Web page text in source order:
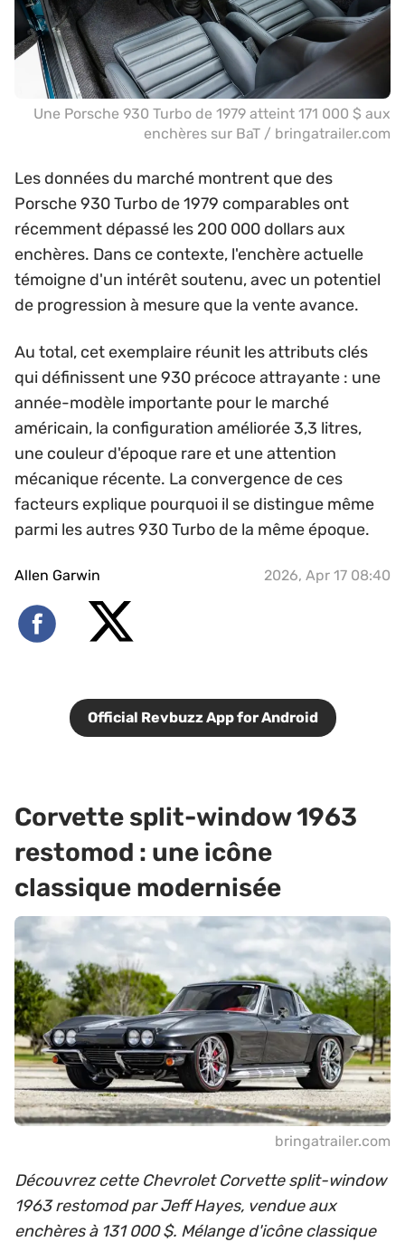
Une Porsche 930 Turbo de 1979 atteint 171 000 $ aux
enchères sur BaT / bringatrailer.com
Les données du marché montrent que des
Porsche 930 Turbo de 1979 comparables ont
récemment dépassé les 200 000 dollars aux
enchères. Dans ce contexte, l'enchère actuelle
témoigne d'un intérêt soutenu, avec un potentiel
de progression à mesure que la vente avance.
Au total, cet exemplaire réunit les attributs clés
qui définissent une 930 précoce attrayante : une
année-modèle importante pour le marché
américain, la configuration améliorée 3,3 litres,
une couleur d'époque rare et une attention
mécanique récente. La convergence de ces
facteurs explique pourquoi il se distingue même
parmi les autres 930 Turbo de la même époque.
Allen Garwin 2026, Apr 17 08:40
Official Revbuzz App for Android
Corvette split-window 1963
restomod : une icône
classique modernisée
bringatrailer.com
Découvrez cette Chevrolet Corvette split-window
1963 restomod par Jeff Hayes, vendue aux
enchères à 131 000 $. Mélange d'icône classique